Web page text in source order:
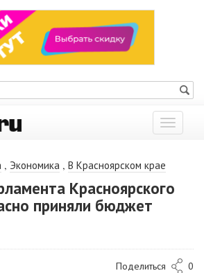
Показать
меню
, Экономика , В Красноярском крае
Красноярского
приняли бюджет
Поделиться 0